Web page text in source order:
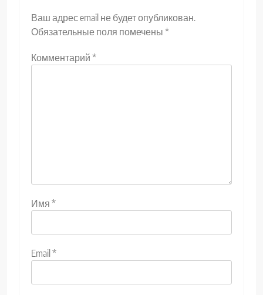
Ваш адрес email не будет опубликован.
Обязательные поля помечены *
Комментарий *
Имя *
Email*